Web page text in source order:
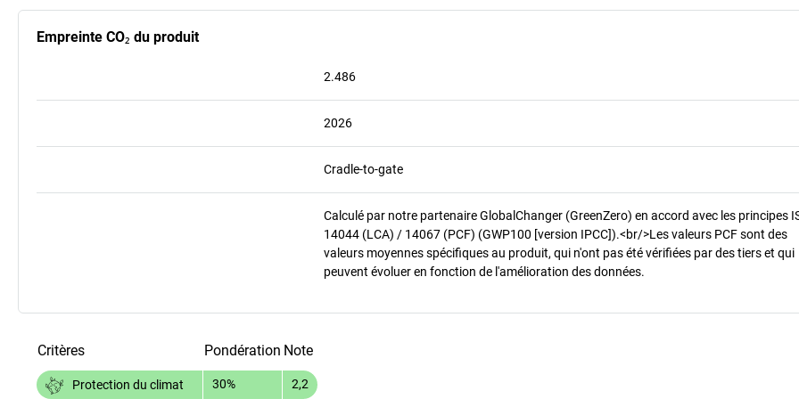
Empreinte CO₂ du produit
2.486
2026
Cradle-to-gate
Calculé par notre partenaire GlobalChanger (GreenZero) en accord avec les principes
14044 (LCA) / 14067 (PCF) (GWP100 [version IPCC]).<br/>Les valeurs PCF sont des
valeurs moyennes spécifiques au produit, qui n'ont pas été vérifiées par des tiers et qui
peuvent évoluer en fonction de l'amélioration des données.
Critères Pondération Note
Protection du climat 30% 2,2